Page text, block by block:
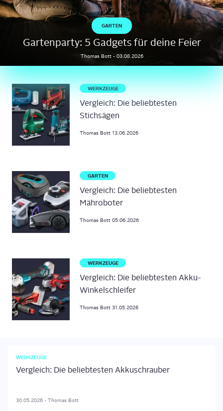
GARTEN
Gartenparty: 5 Gadgets für deine Feier
Thomas Bott - 03.08.2026
WERKZEUGE
Vergleich: Die beliebtesten
Stichsägen
Thomas Bott 13.06.2026
GARTEN
Vergleich: Die beliebtesten
Mähroboter
Thomas Bott 05.06.2026
WERKZEUGE
Vergleich: Die beliebtesten Akku-
Winkelschleifer
Thomas Bott 31.05.2026
WERKZEUGE
Vergleich: Die beliebtesten Akkuschrauber
30.05.2026 - Thomas Bott